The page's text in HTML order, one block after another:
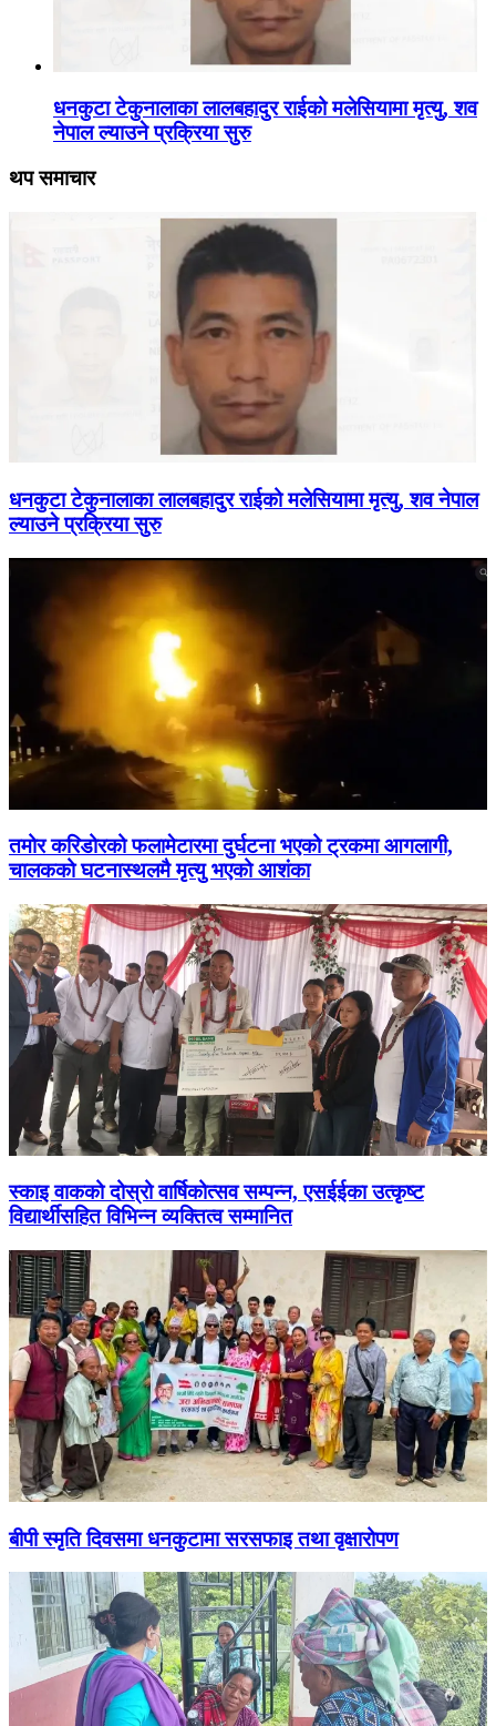
धनकुटा टेकुनालाका लालबहादुर राईको मलेसियामा मृत्यु, शव
नेपाल ल्याउने प्रक्रिया सुरु
थप समाचार
धनकुटा टेकुनालाका लालबहादुर राईको मलेसियामा मृत्यु, शव नेपाल
ल्याउने प्रक्रिया सुरु
तमोर करिडोरको फलामेटारमा दुर्घटना भएको ट्रकमा आगलागी,
चालकको घटनास्थलमै मृत्यु भएको आशंका
स्काइ वाकको दोस्रो वार्षिकोत्सव सम्पन्न, एसईईका उत्कृष्ट
विद्यार्थीसहित विभिन्न व्यक्तित्व सम्मानित
बीपी स्मृति दिवसमा धनकुटामा सरसफाइ तथा वृक्षारोपण